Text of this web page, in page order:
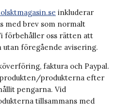
inkluderar
med brev som normalt
förbehåller oss rätten att
utan föregående avisering.
faktura och Paypal.
produkterna efter
pengarna. Vid
tillsammans med